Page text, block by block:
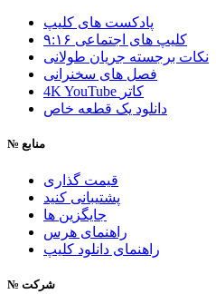
پادکست های کلیپ
۹:۱۶ کلیپ های اجتماعی
نکات برجسته جریان طولانی
فصل های سخنرانی
4K YouTube کاتر
دانلود یک قطعه خاص
№ منابع
قیمت گذاری
پشتیبانی کنید
جایگزین ها
راهنمای هرس
راهنمای دانلود کلیپ
№ شرکت